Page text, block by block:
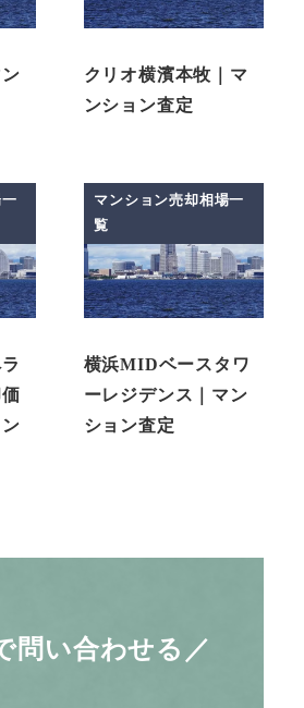
クリオ横濱本牧｜マ
ンション査定
マンション売却相場一
覧
横浜MIDベースタワ
ーレジデンス｜マン
ション査定
問い合わせる／